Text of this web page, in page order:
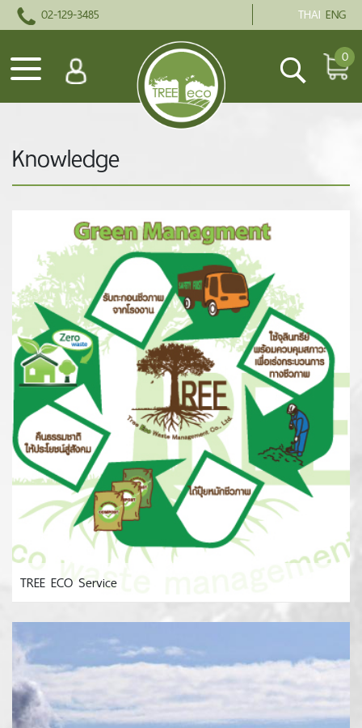
02-129-3485 THAI ENG
0
Knowledge
TREE ECO Service